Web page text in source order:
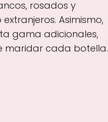
rosados y
Asimismo,
gama adicionales,
maridar cada botella.